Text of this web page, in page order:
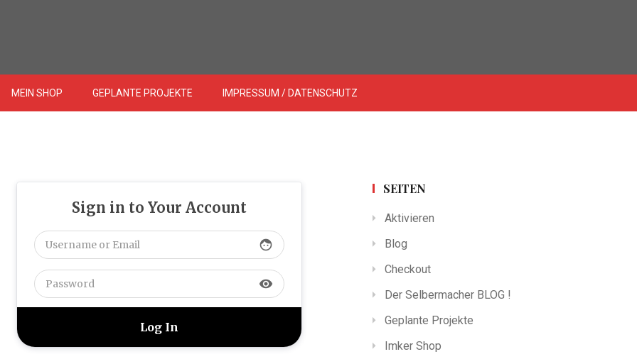
MEIN SHOP GEPLANTE PROJEKTE IMPRESSUM / DATENSCHUTZ
Sign in to Your Account
face
visibility
SEITEN
Aktivieren
Blog
Checkout
Der Selbermacher BLOG !
Geplante Projekte
Imker Shop